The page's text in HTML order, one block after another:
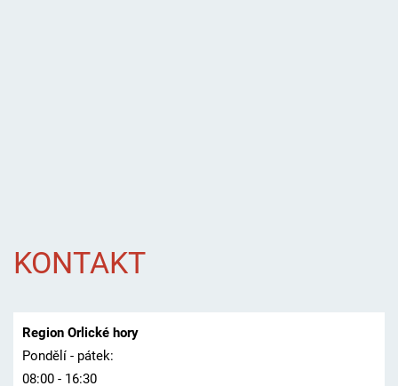
KONTAKT
Region Orlické hory
Pondělí - pátek:
08:00 - 16:30